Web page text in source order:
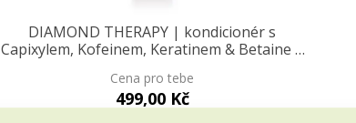
DIAMOND THERAPY | kondicionér s
Capixylem, Kofeinem, Keratinem & Betaine |
Cena pro tebe
499,00 Kč